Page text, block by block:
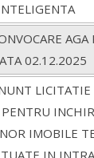
AGA
02.12.2025
LICITATIE
IMOBILE